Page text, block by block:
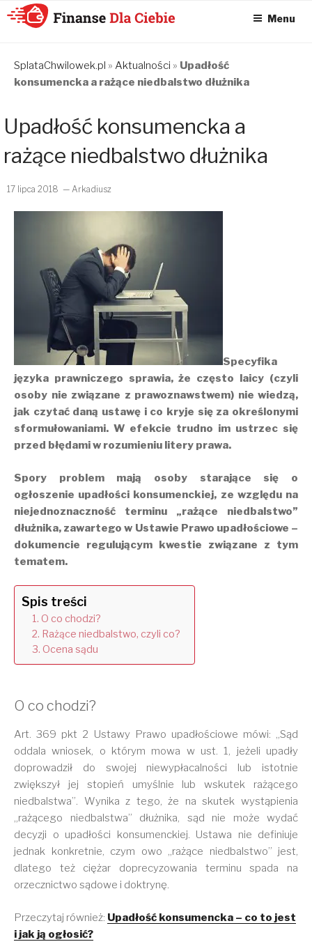
CHWILÓWEK
ONLINE – FINANSE
SPŁATA
CHWILÓWEK I
KONSOLIDACJA
CHWILÓWEK
Menu
SplataChwilowek.pl » Aktualności » Upadłość
konsumencka a rażące niedbalstwo dłużnika
Upadłość konsumencka a
rażące niedbalstwo dłużnika
17 lipca 2018 — Arkadiusz
Specyfika
języka prawniczego sprawia, że często laicy (czyli
osoby nie związane z prawoznawstwem) nie wiedzą,
jak czytać daną ustawę i co kryje się za określonymi
sformułowaniami. W efekcie trudno im ustrzec się
przed błędami w rozumieniu litery prawa.
Spory problem mają osoby starające się o
ogłoszenie upadłości konsumenckiej, ze względu na
niejednoznaczność terminu „rażące niedbalstwo”
dłużnika, zawartego w Ustawie Prawo upadłościowe –
dokumencie regulującym kwestie związane z tym
tematem.
Spis treści
O co chodzi?
Rażące niedbalstwo, czyli co?
Ocena sądu
O co chodzi?
Art. 369 pkt 2 Ustawy Prawo upadłościowe mówi: „Sąd
oddala wniosek, o którym mowa w ust. 1, jeżeli upadły
doprowadził do swojej niewypłacalności lub istotnie
zwiększył jej stopień umyślnie lub wskutek rażącego
niedbalstwa”. Wynika z tego, że na skutek wystąpienia
„rażącego niedbalstwa” dłużnika, sąd nie może wydać
decyzji o upadłości konsumenckiej. Ustawa nie definiuje
jednak konkretnie, czym owo „rażące niedbalstwo” jest,
dlatego też ciężar doprecyzowania terminu spada na
orzecznictwo sądowe i doktrynę.
Przeczytaj również: Upadłość konsumencka – co to jest
i jak ją ogłosić?